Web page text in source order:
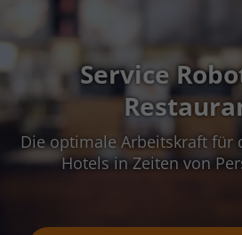
Service
Die optimale Arbeitskraft für
Hotels in Zeiten von